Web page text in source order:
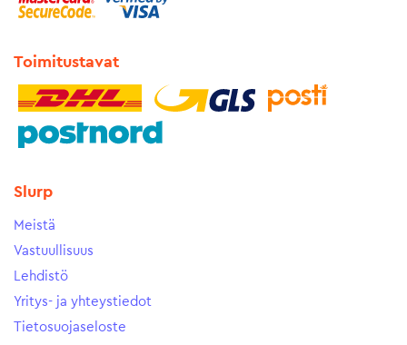
Toimitustavat
Slurp
Meistä
Vastuullisuus
Lehdistö
Yritys- ja yhteystiedot
Tietosuojaseloste